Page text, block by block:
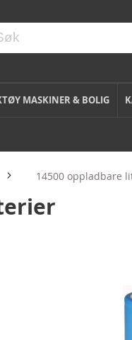
MASKINER & BOLIG
14500 oppladbare